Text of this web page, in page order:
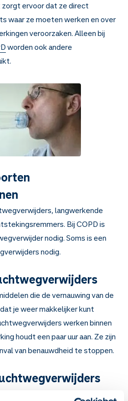
zorgt ervoor dat ze direct
waar ze moeten werken en over
veroorzaken. Alleen bij
worden ook andere
langwerkende
Bij COPD is
nodig. Soms is een
nodig.
die de vernauwing van de
je weer makkelijker kunt
werken binnen
houdt een paar uur aan. Ze zijn
van benauwdheid te stoppen.